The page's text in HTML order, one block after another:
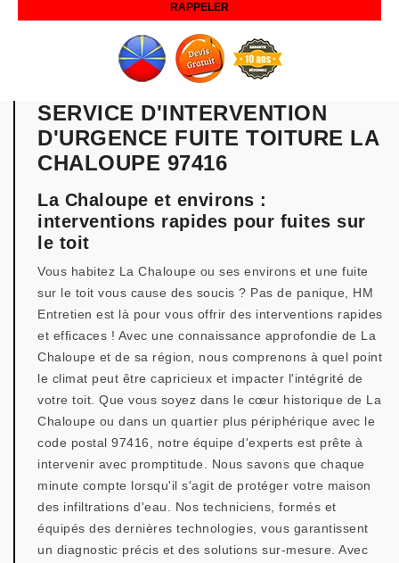
SERVICE D'INTERVENTION
D'URGENCE FUITE TOITURE LA
CHALOUPE 97416
La Chaloupe et environs :
interventions rapides pour fuites sur
le toit
Vous habitez La Chaloupe ou ses environs et une fuite
sur le toit vous cause des soucis ? Pas de panique, HM
Entretien est là pour vous offrir des interventions rapides
et efficaces ! Avec une connaissance approfondie de La
Chaloupe et de sa région, nous comprenons à quel point
le climat peut être capricieux et impacter l'intégrité de
votre toit. Que vous soyez dans le cœur historique de La
Chaloupe ou dans un quartier plus périphérique avec le
code postal 97416, notre équipe d'experts est prête à
intervenir avec promptitude. Nous savons que chaque
minute compte lorsqu'il s'agit de protéger votre maison
des infiltrations d'eau. Nos techniciens, formés et
équipés des dernières technologies, vous garantissent
un diagnostic précis et des solutions sur-mesure. Avec